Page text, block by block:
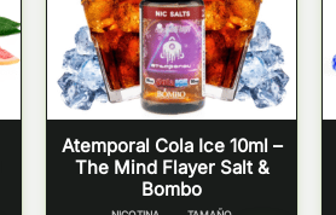
Atemporal Cola Ice 10ml –
The Mind Flayer Salt &
Bombo